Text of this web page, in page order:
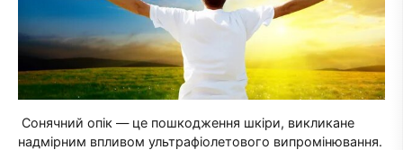
Сонячний опік — це пошкодження шкіри, викликане
надмірним впливом ультрафіолетового випромінювання.